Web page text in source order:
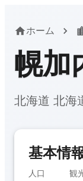
ホーム
幌加
北海道 北海
基本情
人口 観